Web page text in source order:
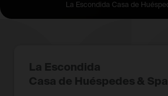
La Escondida Casa de
La Escondida
Casa de Huéspedes & Spa